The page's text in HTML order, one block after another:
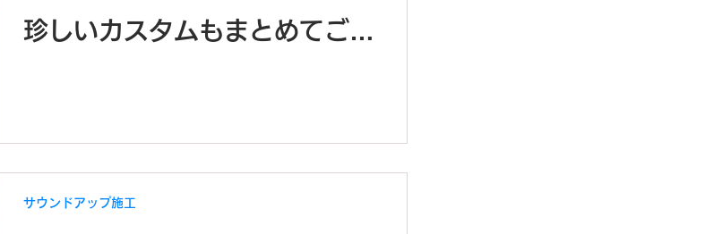
珍しいカスタムもまとめてご紹
サウンドアップ施工